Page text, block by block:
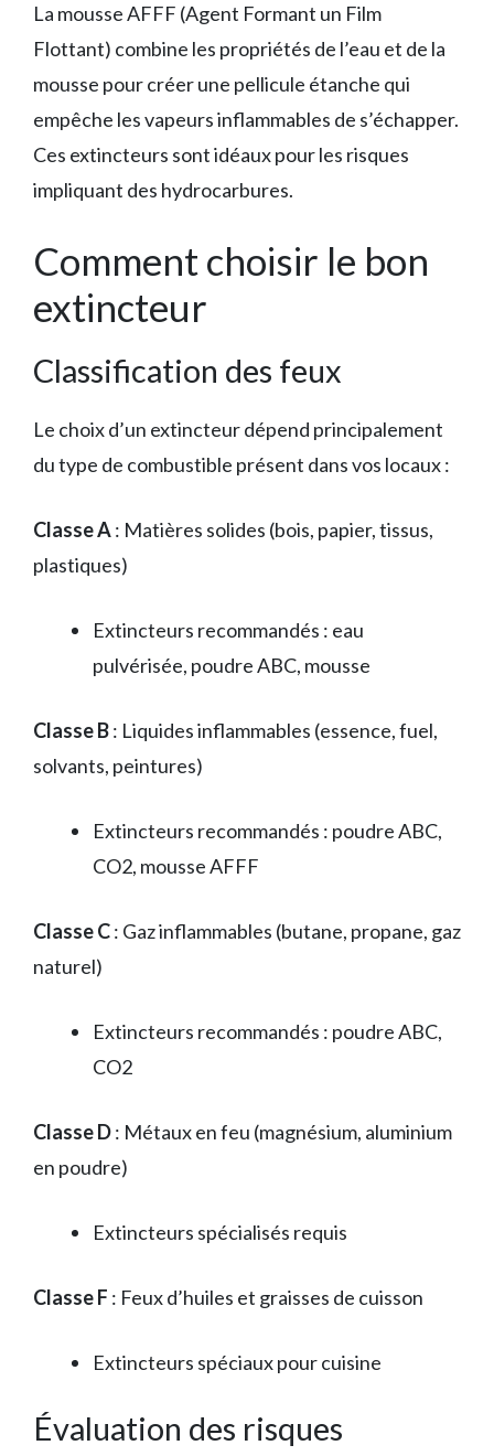
La mousse AFFF (Agent Formant un Film
Flottant) combine les propriétés de l’eau et de la
mousse pour créer une pellicule étanche qui
empêche les vapeurs inflammables de s’échapper.
Ces extincteurs sont idéaux pour les risques
impliquant des hydrocarbures.
Comment choisir le bon
extincteur
Classification des feux
Le choix d’un extincteur dépend principalement
du type de combustible présent dans vos locaux :
Classe A: Matières solides (bois, papier, tissus,
plastiques)
Extincteurs recommandés : eau
pulvérisée, poudre ABC, mousse
Classe B: Liquides inflammables (essence, fuel,
solvants, peintures)
Extincteurs recommandés : poudre ABC,
CO2, mousse AFFF
Classe C: Gaz inflammables (butane, propane, gaz
naturel)
Extincteurs recommandés : poudre ABC,
CO2
Classe D: Métaux en feu (magnésium, aluminium
en poudre)
Extincteurs spécialisés requis
Classe F : Feux d’huiles et graisses de cuisson
Extincteurs spéciaux pour cuisine
Évaluation des risques